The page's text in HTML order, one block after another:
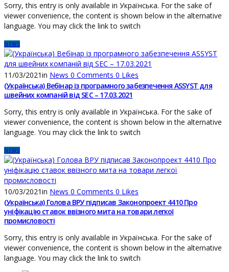
Sorry, this entry is only available in Українська. For the sake of
viewer convenience, the content is shown below in the alternative
language. You may click the link to switch
NEWS
11/03/2021in News 0 Comments 0 Likes
(Українська) Вебінар із програмного забезпечення ASSYST для
швейних компаній від SEC – 17.03.2021
Sorry, this entry is only available in Українська. For the sake of
viewer convenience, the content is shown below in the alternative
language. You may click the link to switch
NEWS
10/03/2021in News 0 Comments 0 Likes
(Українська) Голова ВРУ підписав Законопроект 4410 Про
уніфікацію ставок ввізного мита на товари легкої
промисловості
Sorry, this entry is only available in Українська. For the sake of
viewer convenience, the content is shown below in the alternative
language. You may click the link to switch